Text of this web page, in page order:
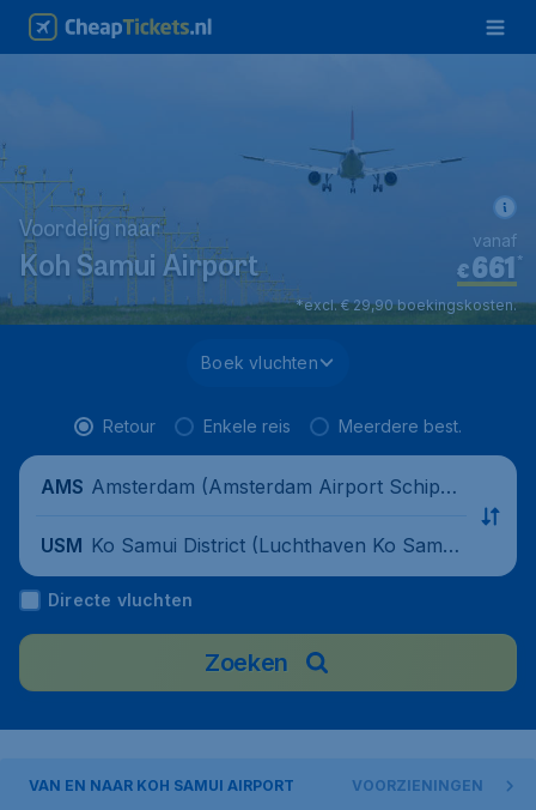
Voordelig naar
Koh Samui Airport €661*
vanaf
*excl. € 29,90 boekingskosten.
Boek vluchten
Retour Enkele reis Meerdere best.
AMS Amsterdam (Amsterdam Airport Schipho
USM Ko Samui District (Luchthaven Ko Samu
i), Thailand
Directe vluchten
Zoeken
VAN EN NAAR KOH SAMUI AIRPORT VOORZIENINGEN